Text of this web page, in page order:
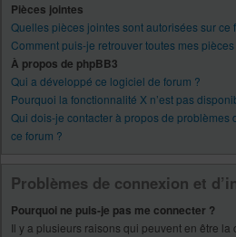
Pièces jointes
Quelles pièces jointes sont autorisées sur ce
Comment puis-je retrouver toutes mes
À propos de phpBB3
Qui a développé ce logiciel de forum ?
Pourquoi la fonctionnalité X n’est pas
Qui dois-je contacter à propos de problèmes
ce forum ?
Problèmes de connexion et
Pourquoi ne puis-je pas me connecter ?
Il y a plusieurs raisons qui peuvent en être la